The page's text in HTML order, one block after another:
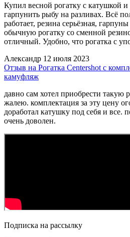
Купил весной рогатку с катушкой
гарпунить рыбу на разливах. Всё
работает, резина серьёзная,
обычную рогатку со сменной
отличный. Удобно, что рогатка с
Александр 12 июля 2023
Отзыв на Рогатка Centershot с
камуфляж
давно сам хотел приобрести такую
жалею. комплектация за эту цену
доработал катушку под себя и все.
очень доволен.
Подписка на рассылку